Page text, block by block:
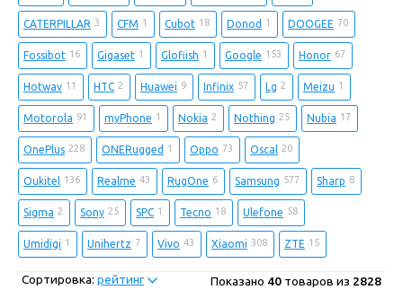
CATERPILLAR 3 CFM 1 Cubot 18 Donod 1 DOOGEE 70
Fossibot 16 Gigaset 1 Glofiish 1 Google 153 Honor 67
Hotwav 11 HTC 2 Huawei 9 Infinix 57 Lg 2 Meizu 1
Motorola 91 myPhone 1 Nokia 2 Nothing 25 Nubia 17
OnePlus 228 ONERugged 1 Oppo 73 Oscal 20
Oukitel 136 Realme 43 RugOne 6 Samsung 577 Sharp 8
Sigma 2 Sony 25 SPC 1 Tecno 18 Ulefone 58
Umidigi 1 Unihertz 7 Vivo 43 Xiaomi 308 ZTE 15
Сортировка: рейтинг Показано 40 товаров из 2828